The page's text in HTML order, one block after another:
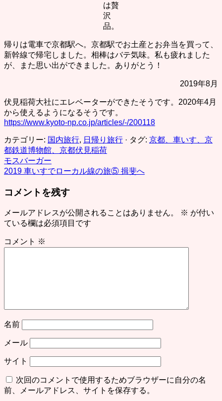
は贅
沢
品。
帰りは電車で京都駅へ。京都駅でお土産とお弁当を買って、
新幹線で帰宅しました。相棒はバテ気味。私も疲れました
が、また思い出ができました。ありがとう！
2019年8月
伏見稲荷大社にエレベーターができたそうです。2020年4月
から使えるようになるそうです。
https://www.kyoto-np.co.jp/articles/-/200118
カテゴリー: 国内旅行, 日帰り旅行 · タグ: 京都、車いす、京
都鉄道博物館、京都伏見稲荷
投
稿
ナ
ビ
ゲ
ー
モスバーガー
2019 車いすでローカル線の旅⑤ 揖斐へ
コメントを残す
メールアドレスが公開されることはありません。 ※ が付い
ている欄は必須項目です
コメント ※
名前
メール
サイト
次回のコメントで使用するためブラウザーに自分の名
前、メールアドレス、サイトを保存する。